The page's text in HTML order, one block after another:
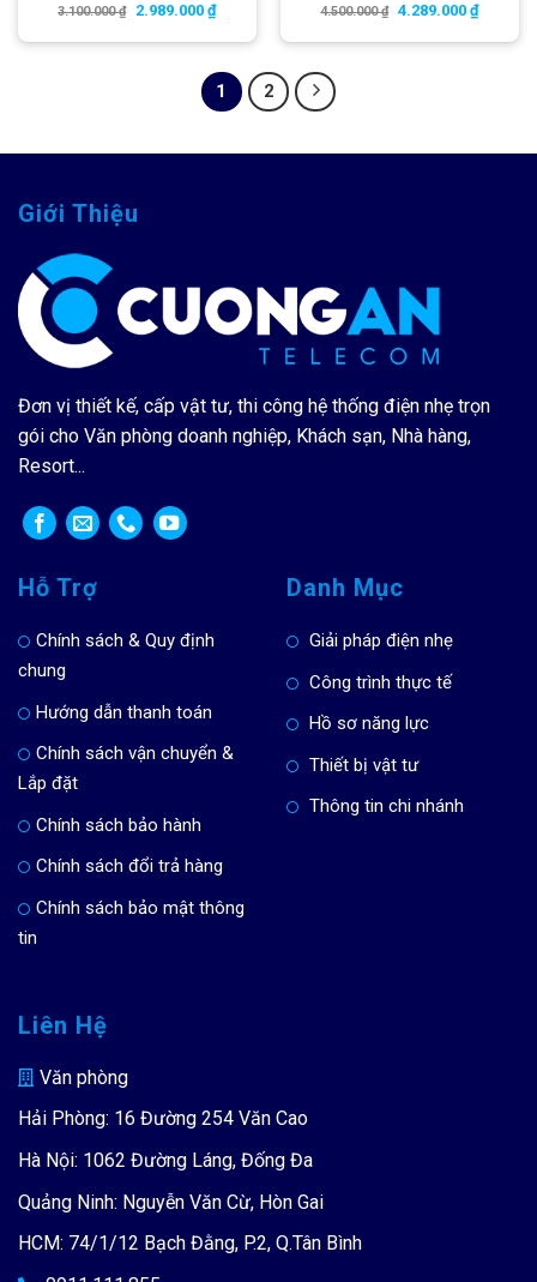
3.100.000₫ 2.989.000 ₫ 4.500.000₫ 4.289.000 ₫
1 2
Giới Thiệu
Đơn vị thiết kế, cấp vật tư, thi công hệ thống điện nhẹ trọn
gói cho Văn phòng doanh nghiệp, Khách sạn, Nhà hàng,
Resort...
Hỗ Trợ
Chính sách & Quy định
chung
Hướng dẫn thanh toán
Chính sách vận chuyển &
Lắp đặt
Chính sách bảo hành
Chính sách đổi trả hàng
Chính sách bảo mật thông
tin
Danh Mục
Giải pháp điện nhẹ
Công trình thực tế
Hồ sơ năng lực
Thiết bị vật tư
Thông tin chi nhánh
Liên Hệ
Văn phòng
Hải Phòng: 16 Đường 254 Văn Cao
Hà Nội: 1062 Đường Láng, Đống Đa
Quảng Ninh: Nguyễn Văn Cừ, Hòn Gai
HCM: 74/1/12 Bạch Đằng, P.2, Q.Tân Bình